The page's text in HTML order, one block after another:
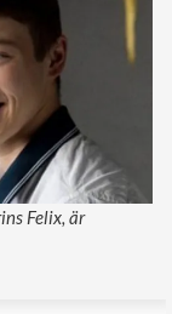
Felix, är